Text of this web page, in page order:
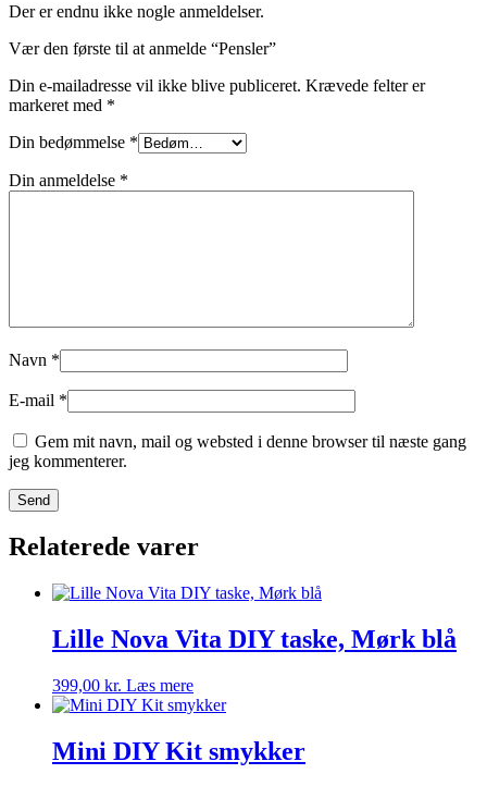
Der er endnu ikke nogle anmeldelser.
Vær den første til at anmelde “Pensler”
Din e-mailadresse vil ikke blive publiceret. Krævede felter er
markeret med *
Din bedømmelse *
Din anmeldelse *
Navn *
E-mail *
Gem mit navn, mail og websted i denne browser til næste gang
jeg kommenterer.
Relaterede varer
Lille Nova Vita DIY taske, Mørk blå
399,00 kr. Læs mere
Mini DIY Kit smykker